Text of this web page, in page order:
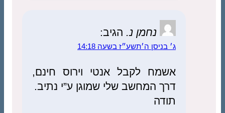
נחמן נ. הגיב:
ג׳ בניסן ה׳תשע״ז בשעה 14:18
אשמח לקבל אנטי וירוס חינם,
דרך המחשב שלי שמוגן ע”י נתיב.
תודה